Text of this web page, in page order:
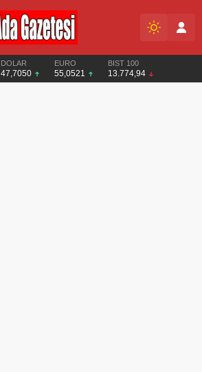
DOLAR
47,7050
EURO
55,0521
BIST 100
13.774,94